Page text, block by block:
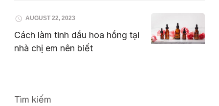
AUGUST 22, 2023
Cách làm tinh dầu hoa hồng tại
nhà chị em nên biết
Tìm kiếm